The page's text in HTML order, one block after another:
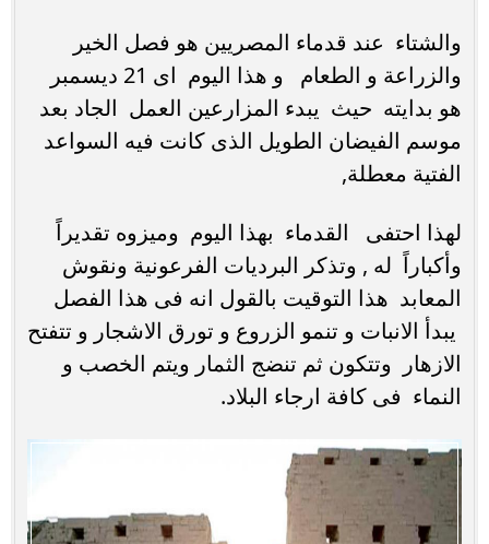
والشتاء عند قدماء المصريين هو فصل الخير
والزراعة و الطعام و هذا اليوم اى 21 ديسمبر
هو بدايته حيث يبدء المزارعين العمل الجاد بعد
موسم الفيضان الطويل الذى كانت فيه السواعد
الفتية معطلة,
لهذا احتفى القدماء بهذا اليوم وميزوه تقديراً
وأكباراً له , وتذكر البرديات الفرعونية ونقوش
المعابد هذا التوقيت بالقول انه فى هذا الفصل
يبدأ الانبات و تنمو الزروع و تورق الاشجار و تتفتح
الازهار وتتكون ثم تنضج الثمار ويتم الخصب و
النماء فى كافة ارجاء البلاد.